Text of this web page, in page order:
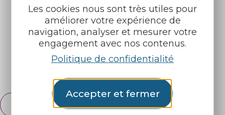
Les cookies nous sont très utiles pour
améliorer votre expérience de
navigation, analyser et mesurer votre
engagement avec nos contenus.
Politique de confidentialité
Accepter et fermer
Nos brochures
Météo
Retrouvez-nous sur :
Français
English